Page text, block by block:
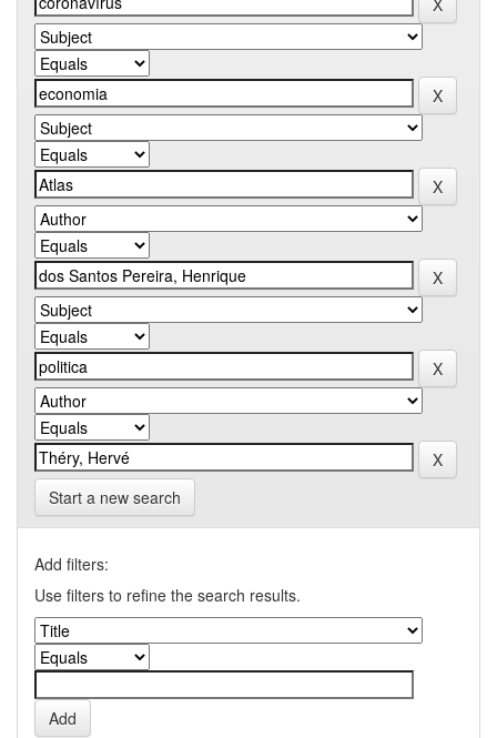
Start a new search
Add filters:
Use filters to refine the search results.